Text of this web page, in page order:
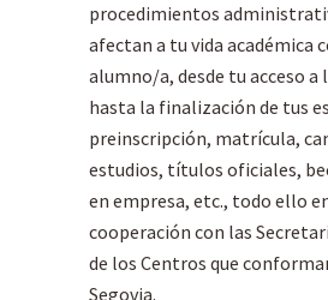
procedimientos
afectan a tu vida académica
alumno/a, desde tu acceso a
hasta la finalización de tus
preinscripción, matrícula,
estudios, títulos oficiales,
en empresa, etc., todo ello
cooperación con las
de los Centros que
Segovia.